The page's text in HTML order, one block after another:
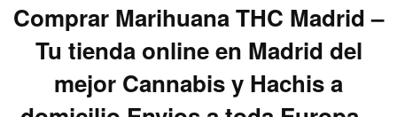
Comprar Marihuana THC Madrid –
Tu tienda online en Madrid del
mejor Cannabis y Hachis a